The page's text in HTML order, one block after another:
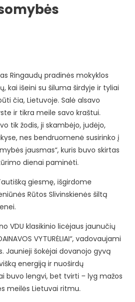
Ringaudų pradinės mokyklos
kai išeini su šiluma širdyje ir tyliai
čia, Lietuvoje. Salė alsavo
ir tikra meile savo kraštui.
tik žodis, ji skambėjo, judėjo,
nes bendruomenė susirinko į
jausmas“, kuris buvo skirtas
dienai paminėti.
giesmę, išgirdome
Rūtos Slivinskienės šiltą
VDU klasikinio licėjaus jaunučių
VYTURĖLIAI“, vadovaujami
Jaunieji šokėjai dovanojo gyvą
energiją ir nuoširdų
buvo lengvi, bet tvirti – lyg mažos
meilės Lietuvai ritmu.